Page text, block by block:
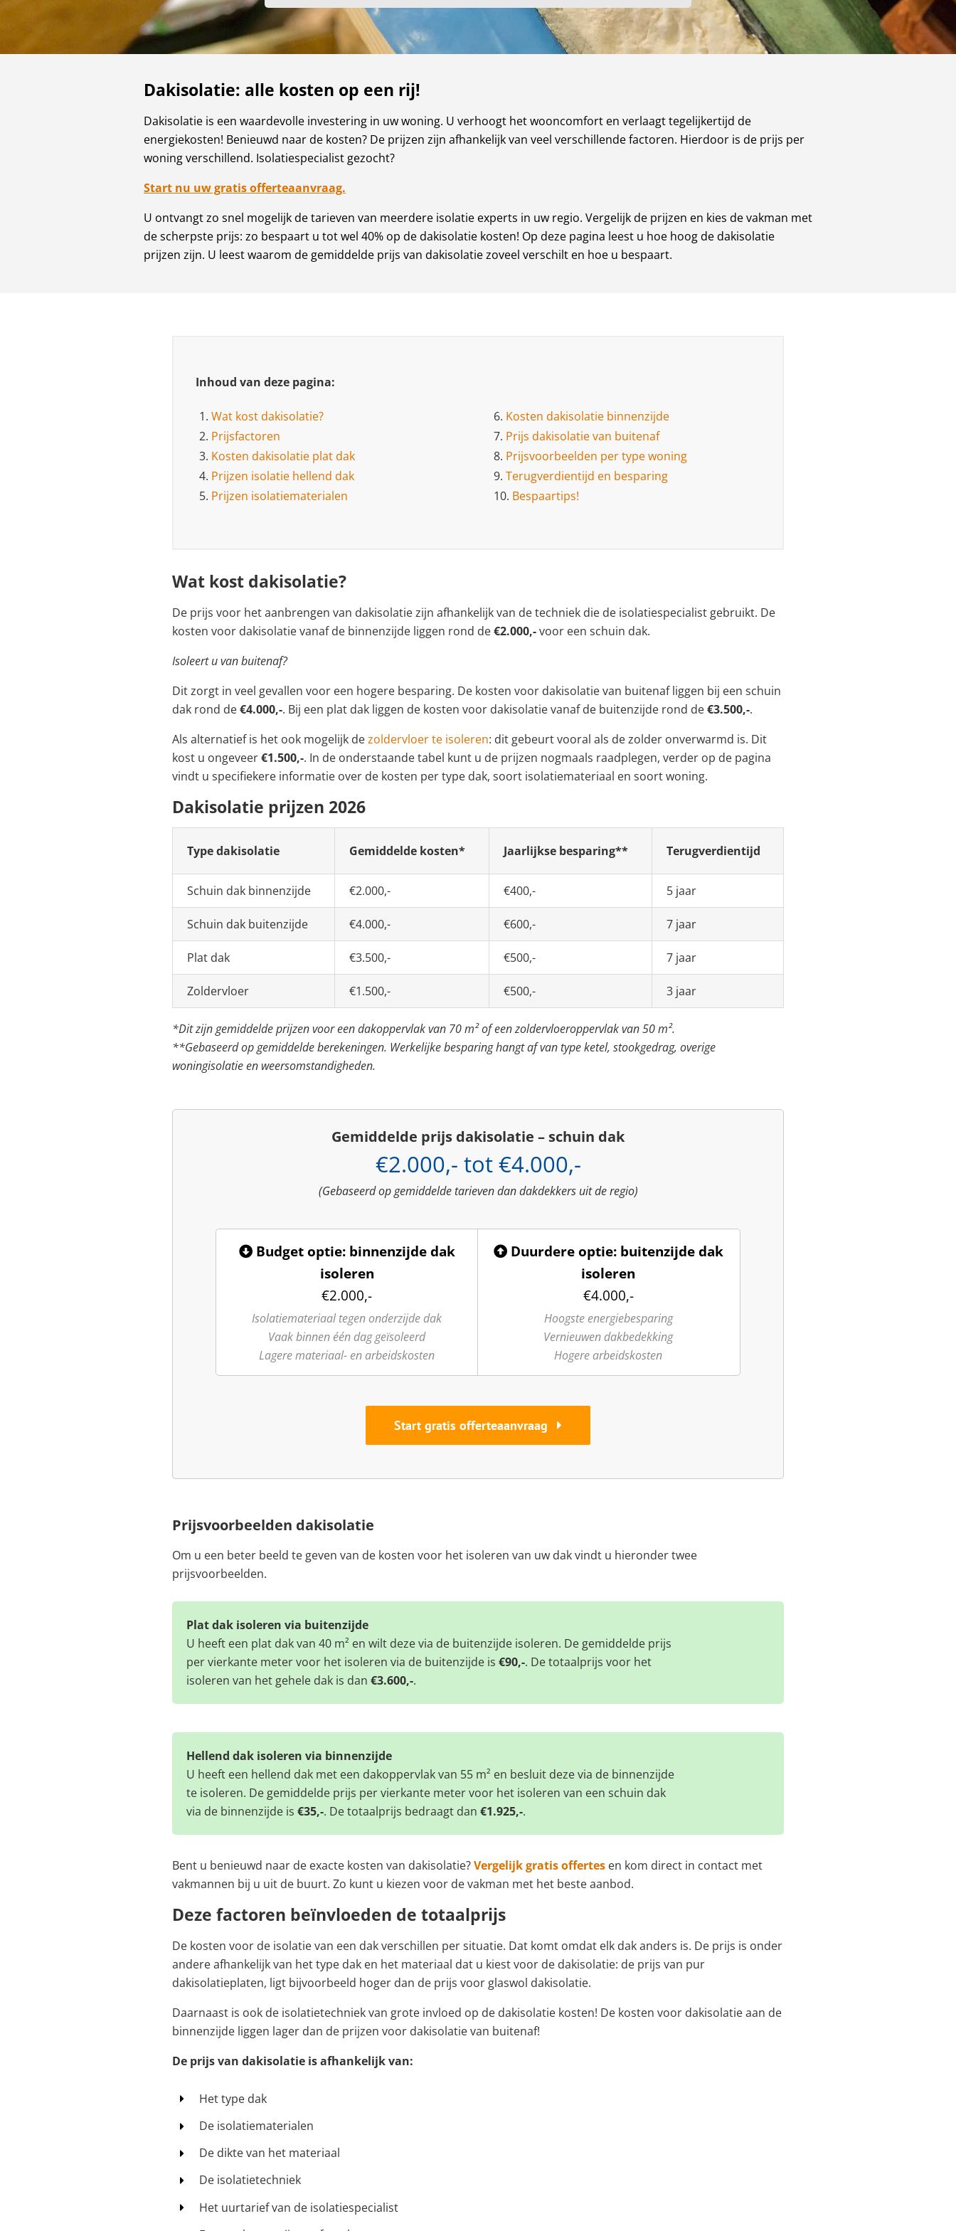
Dakisolatie: alle kosten op een rij!
Dakisolatie is een waardevolle investering in uw woning. U verhoogt het wooncomfort en verlaagt tegelijkertijd de
energiekosten! Benieuwd naar de kosten? De prijzen zijn afhankelijk van veel verschillende factoren. Hierdoor is de prijs per
woning verschillend. Isolatiespecialist gezocht?
Start nu uw gratis offerteaanvraag.
U ontvangt zo snel mogelijk de tarieven van meerdere isolatie experts in uw regio. Vergelijk de prijzen en kies de vakman met
de scherpste prijs: zo bespaart u tot wel 40% op de dakisolatie kosten! Op deze pagina leest u hoe hoog de dakisolatie
prijzen zijn. U leest waarom de gemiddelde prijs van dakisolatie zoveel verschilt en hoe u bespaart.
Inhoud van deze pagina:
1. Wat kost dakisolatie?
2. Prijsfactoren
3. Kosten dakisolatie plat dak
4. Prijzen isolatie hellend dak
5. Prijzen isolatiematerialen
6. Kosten dakisolatie binnenzijde
7. Prijs dakisolatie van buitenaf
8. Prijsvoorbeelden per type woning
9.Terugverdientijd en besparing
10. Bespaartips!
Wat kost dakisolatie?
De prijs voor het aanbrengen van dakisolatie zijn afhankelijk van de techniek die de isolatiespecialist gebruikt. De
kosten voor dakisolatie vanaf de binnenzijde liggen rond de€2.000,-voor een schuin dak.
Isoleert u van buitenaf?
Dit zorgt in veel gevallen voor een hogere besparing. De kosten voor dakisolatie van buitenaf liggen bij een schuin
dak rond de€4.000,-. Bij een plat dak liggen de kosten voor dakisolatie vanaf de buitenzijde rond de€3.500,-.
Als alternatief is het ook mogelijk dezoldervloer te isoleren: dit gebeurt vooral als de zolder onverwarmd is. Dit
kost u ongeveer€1.500,-. In de onderstaande tabel kunt u de prijzen nogmaals raadplegen, verder op de pagina
vindt u specifiekere informatie over de kosten per type dak, soort isolatiemateriaal en soort woning.
Dakisolatie prijzen 2026
Type dakisolatie Gemiddelde kosten* Jaarlijkse besparing** Terugverdientijd
Schuin dak binnenzijde €2.000,- €400,- 5 jaar
Schuin dak buitenzijde €4.000,- €600,- 7 jaar
Plat dak €3.500,- €500,- 7 jaar
Zoldervloer €1.500,- €500,- 3 jaar
*Dit zijn gemiddelde prijzen voor een dakoppervlak van 70 m² of een zoldervloeroppervlak van 50 m².
**Gebaseerd op gemiddelde berekeningen. Werkelijke besparing hangt af van type ketel, stookgedrag, overige
woningisolatie en weersomstandigheden.
Gemiddelde prijs dakisolatie – schuin dak
€2.000,- tot €4.000,-
(Gebaseerd op gemiddelde tarieven dan dakdekkers uit de regio)
Budget optie: binnenzijde dak
isoleren
€2.000,-
Isolatiemateriaal tegen onderzijde dak
Vaak binnen één dag geïsoleerd
Lagere materiaal- en arbeidskosten
Duurdere optie: buitenzijde dak
isoleren
€4.000,-
Hoogste energiebesparing
Vernieuwen dakbedekking
Hogere arbeidskosten
Start gratis offerteaanvraag
Prijsvoorbeelden dakisolatie
Om u een beter beeld te geven van de kosten voor het isoleren van uw dak vindt u hieronder twee
prijsvoorbeelden.
Plat dak isoleren via buitenzijde
U heeft een plat dak van 40 m² en wilt deze via de buitenzijde isoleren. De gemiddelde prijs
per vierkante meter voor het isoleren via de buitenzijde is €90,-. De totaalprijs voor het
isoleren van het gehele dak is dan €3.600,-.
Hellend dak isoleren via binnenzijde
U heeft een hellend dak met een dakoppervlak van 55 m² en besluit deze via de binnenzijde
te isoleren. De gemiddelde prijs per vierkante meter voor het isoleren van een schuin dak
via de binnenzijde is €35,-. De totaalprijs bedraagt dan €1.925,-.
Bent u benieuwd naar de exacte kosten van dakisolatie?Vergelijk gratis offertes en kom direct in contact met
vakmannen bij u uit de buurt. Zo kunt u kiezen voor de vakman met het beste aanbod.
Deze factoren beïnvloeden de totaalprijs
De kosten voor de isolatie van een dak verschillen per situatie. Dat komt omdat elk dak anders is. De prijs is onder
andere afhankelijk van het type dak en het materiaal dat u kiest voor de dakisolatie: de prijs van pur
dakisolatieplaten, ligt bijvoorbeeld hoger dan de prijs voor glaswol dakisolatie.
Daarnaast is ook de isolatietechniek van grote invloed op de dakisolatie kosten! De kosten voor dakisolatie aan de
binnenzijde liggen lager dan de prijzen voor dakisolatie van buitenaf!
De prijs van dakisolatie is afhankelijk van:
Het type dak
De isolatiematerialen
De dikte van het materiaal
De isolatietechniek
Het uurtarief van de isolatiespecialist